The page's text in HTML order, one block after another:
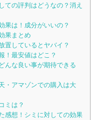
ての評判はどうなの？消え
果は！成分がいいの？
果まとめ
置しているとヤバイ？
！最安値はどこ？
んな良い事が期待できる
・アマゾンでの購入は大
ミは？
感想！シミに対しての効果